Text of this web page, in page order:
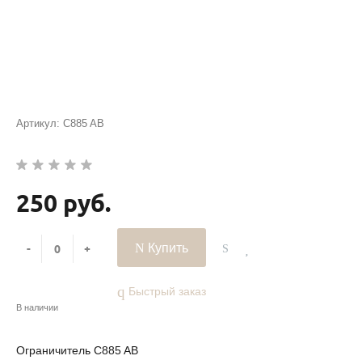
Артикул: C885 AB
250 руб.
- + Купить
Быстрый заказ
В наличии
Ограничитель C885 AB